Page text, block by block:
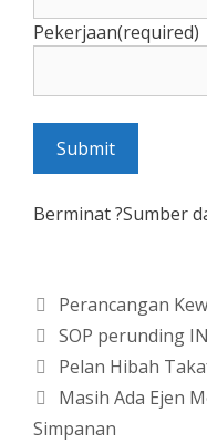
Pekerjaan(required)
Submit
Berminat ?Sumber
Categories
Perancangan
Tags
SOP perunding
Pelan Hibah
Masih Ada Ejen
Simpanan